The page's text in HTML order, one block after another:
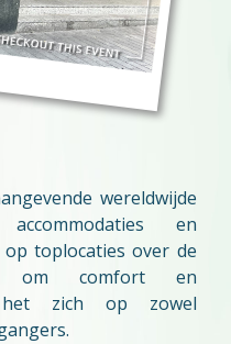
wereldwijde
en
toplocaties over de
om comfort en
het zich op zowel